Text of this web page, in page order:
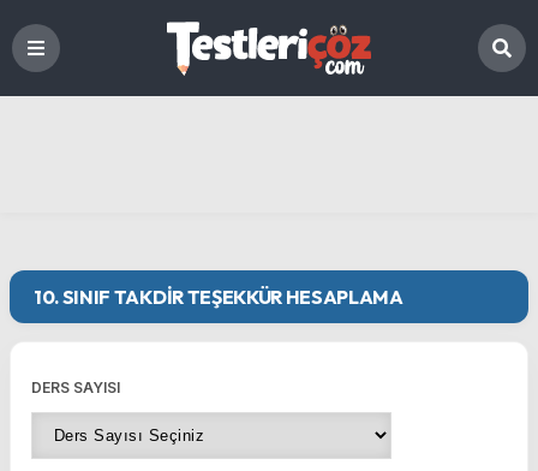
10. SINIF TAKDIR TEŞEKKÜR HESAPLAMA
DERS SAYISI